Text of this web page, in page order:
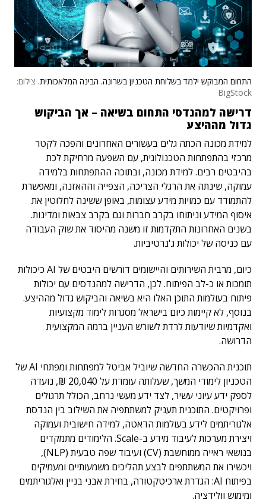
התחום המבוקש ילמד בשלוחת הטכניון בשרונה. הבינה המלאכותית. צילום:
BigStock
דרישה למהנדסי התחום בשיאה – אך הביקוש
גדול מההיצע
למידת מכונה הכתה גלים בעשורים האחרונים והפכה לקטר
מרכזי בהתפתחות הטכנולוגית, עם השפעה מרחיקת לכת
בהיבטים רבים. למידת מכונה, ובתוכה ההתפתחות בלמידה
עמוקה, שינתה את הרגלי הצריכה, הצפייה וההאזנה, ומאפשרת
להתמודד עם כמויות מידע עצומות, באופן ששינה לחלוטין את
איסוף המידע וניתוחו בקרב חברות וגם בקרב צבאות ומדינות.
בשנים האחרונות התקדמות זו משנה מהיסוד את שוק העבודה
עם כניסה של יכולות ג'נרטיביות.
כיום, מרבית השירותים והיישומים דורשים היבטים של AI כיכולות
תומכות או כ-לב הפיתוח. לכן, הדרישה למהנדסים עם יכולות
פיתוח בעולמות התוכן האלו היא בשיאה והביקוש גדול מההיצע.
בנוסף, לא קיימות כיום בישראל מסגרות לימוד מקצועיות
ואקדמיות שיודעות לרדת לשורש העניין ברמה המקצועית
הדרושה.
תוכנית ההכשרה החדשה שיוביל אביטל למפתחות ומפתחי AI של
הטכניון לימודי המשך, שעלותה עומדת על 20,040 ₪, נועדה
לספק ידע עיוני עשיר, לצד ידע מעשי נרחב, הכולל תרגולים
ופרויקטים. התוכנית תעניק למשתתפיה את השילוב בין הנדסת
אלגוריתמים לידע בעולמות הדאטה, למידה חישובית ועמוקה
ויצירת מערכות לעיבוד מידע ב-Scale. הלימודים מתמקדים
בנושאי ראייה ממוחשבת (CV) ועיבוד שפה טבעית (NLP),
ויכשירו את המשתתפים לבצע תהליכים משמעותיים ומעמיקים
בפיתוח AI: הגדרת ארכיטקטורה, בחירת אבני בניין ואלגוריתמים
ומימוש וולידציה.